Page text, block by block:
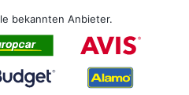
bekannten Anbieter.